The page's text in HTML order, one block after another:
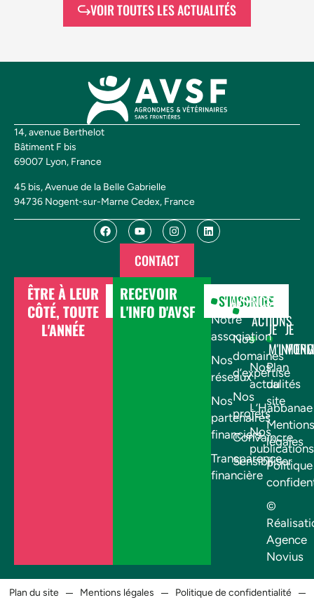
VOIR TOUTES LES ACTUALITÉS
14, avenue Berthelot
Bâtiment F bis
69007 Lyon, France
45 bis, Avenue de la Belle Gabrielle
94736 Nogent-sur-Marne Cedex, France
CONTACT
ÊTRE À LEUR
CÔTÉ, TOUTE
L'ANNÉE
DONNER
RECEVOIR
L'INFO D'AVSF
S'INSCRIRE
AVSF
Notre
association
Nos
réseaux
Nos
partenaires
financiers
Transparence
financière
NOS
ACTIONS
Nos
domaines
d’expertise
Nos
projets
Convaincre
Sensibiliser
JE
Nos
actualités
L’Habbanae
Nos
publications
JE
Plan
du
site
Mentions
légales
©
Agence
Novius
Plan du site Mentions légales
Politique de confidentialité